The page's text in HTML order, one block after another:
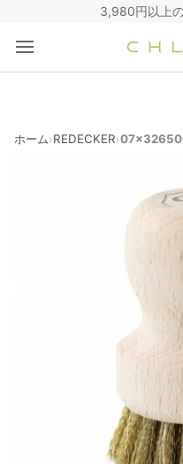
3,980円以上
ホーム›REDECKER›